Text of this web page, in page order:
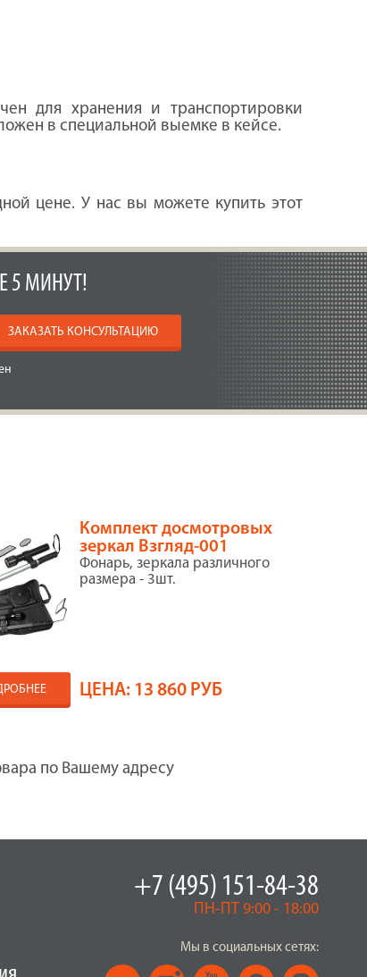
для хранения и транспортировки
в специальной выемке в кейсе.
цене. У нас вы можете купить этот
5 МИНУТ!
ЗАКАЗАТЬ КОНСУЛЬТАЦИЮ
Комплект досмотровых
зеркал Взгляд-001
Фонарь, зеркала различного
размера - 3шт.
ЦЕНА: 13 860 РУБ
по Вашему адресу
+7 (495) 151-84-38
ПН-ПТ 9:00 - 18:00
Мы в социальных сетях: